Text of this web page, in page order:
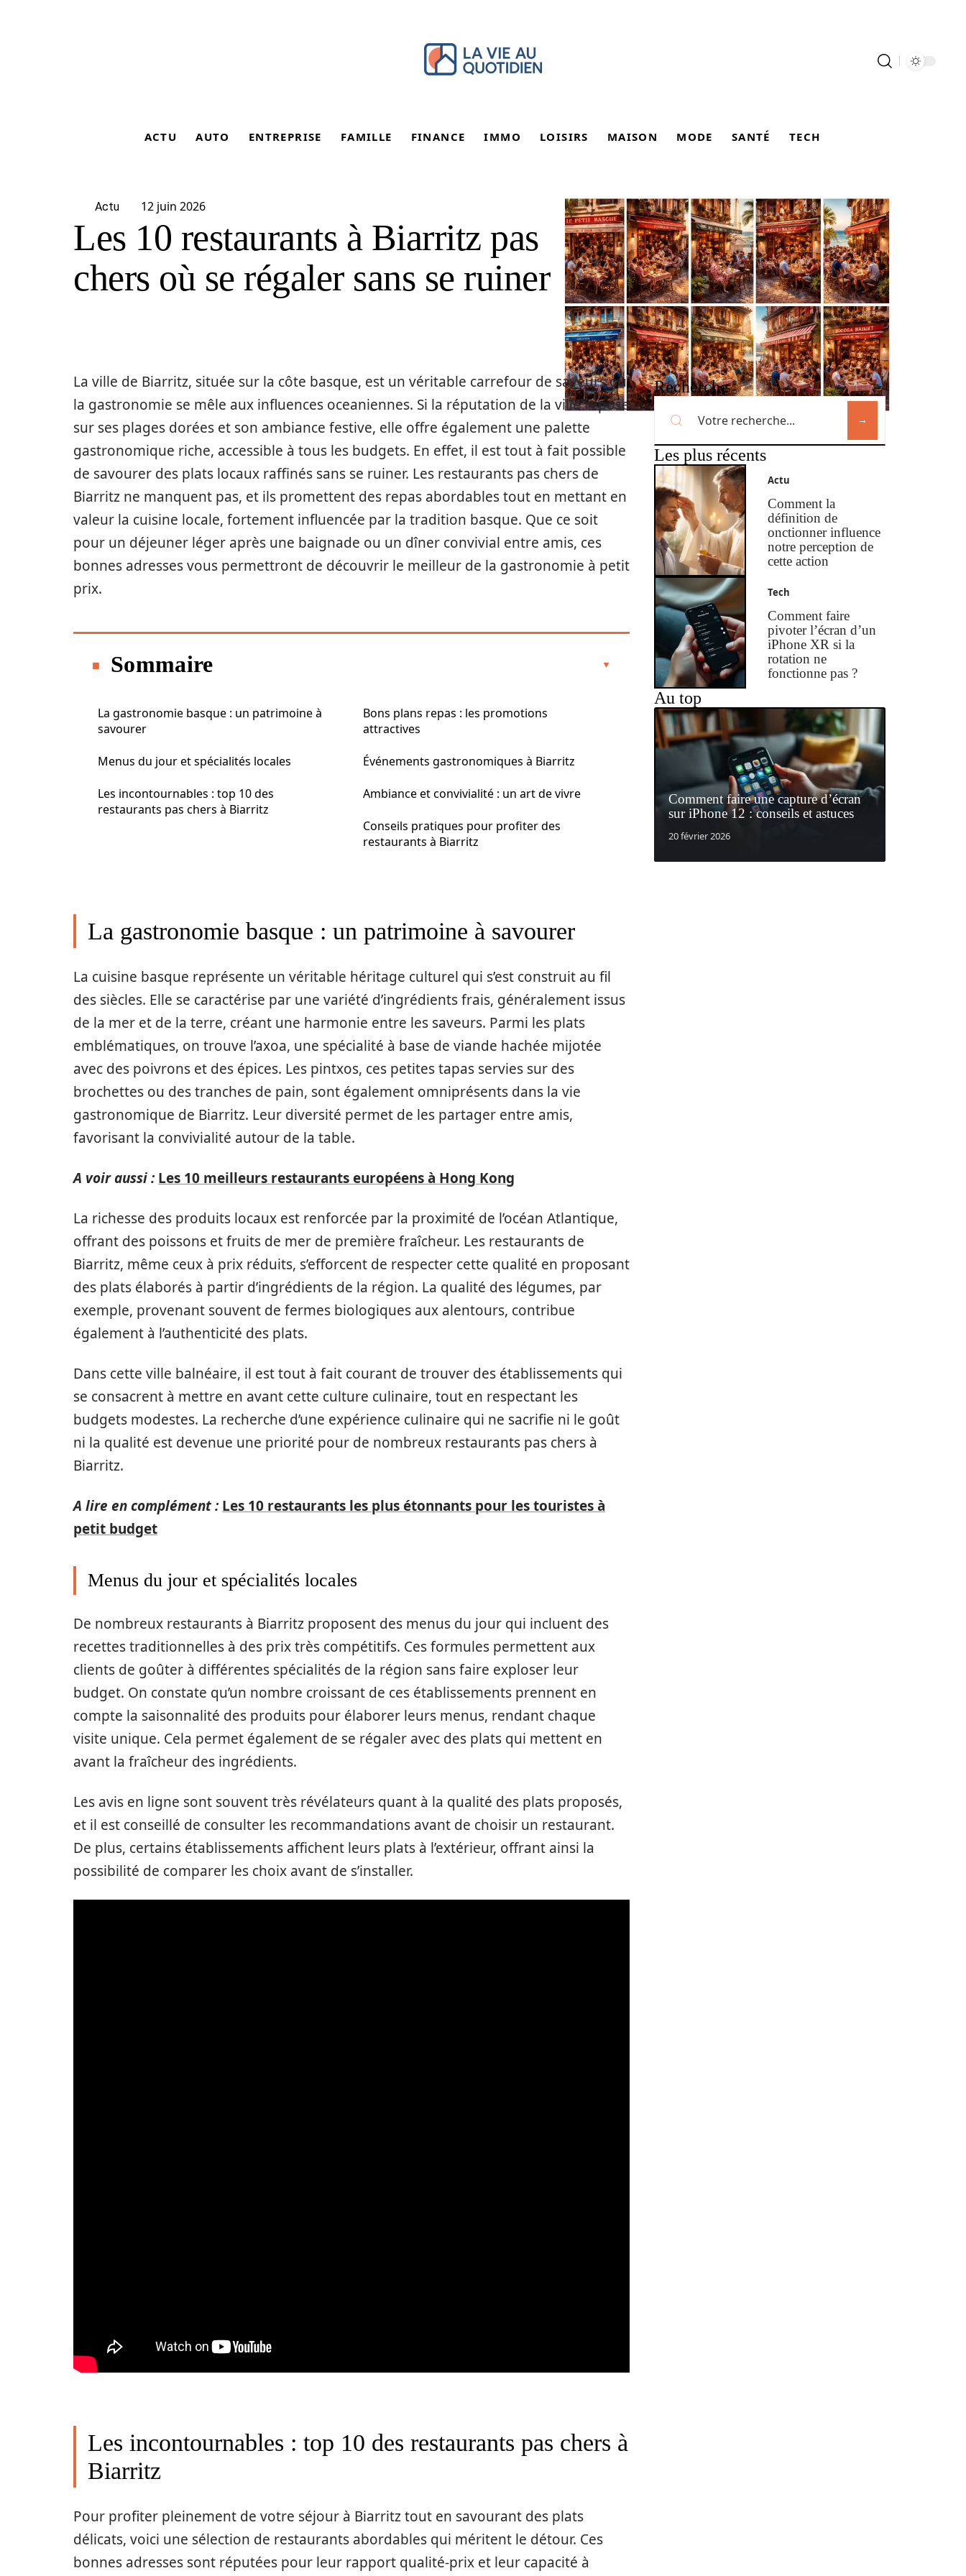
ACTU AUTO ENTREPRISE FAMILLE FINANCE IMMO LOISIRS MAISON MODE SANTÉ TECH
Actu 12 juin 2026
Les 10 restaurants à Biarritz pas
chers où se régaler sans se ruiner
La ville de Biarritz, située sur la côte basque, est un véritable carrefour de saveurs où
la gastronomie se mêle aux influences oceaniennes. Si la réputation de la ville repose
sur ses plages dorées et son ambiance festive, elle offre également une palette
gastronomique riche, accessible à tous les budgets. En effet, il est tout à fait possible
de savourer des plats locaux raffinés sans se ruiner. Les restaurants pas chers de
Biarritz ne manquent pas, et ils promettent des repas abordables tout en mettant en
valeur la cuisine locale, fortement influencée par la tradition basque. Que ce soit
pour un déjeuner léger après une baignade ou un dîner convivial entre amis, ces
bonnes adresses vous permettront de découvrir le meilleur de la gastronomie à petit
prix.
Sommaire
La gastronomie basque : un patrimoine à
savourer
Menus du jour et spécialités locales
Les incontournables : top 10 des
restaurants pas chers à Biarritz
Bons plans repas : les promotions
attractives
Événements gastronomiques à Biarritz
Ambiance et convivialité : un art de vivre
Conseils pratiques pour profiter des
restaurants à Biarritz
La gastronomie basque : un patrimoine à savourer
La cuisine basque représente un véritable héritage culturel qui s’est construit au fil
des siècles. Elle se caractérise par une variété d’ingrédients frais, généralement issus
de la mer et de la terre, créant une harmonie entre les saveurs. Parmi les plats
emblématiques, on trouve l’axoa, une spécialité à base de viande hachée mijotée
avec des poivrons et des épices. Les pintxos, ces petites tapas servies sur des
brochettes ou des tranches de pain, sont également omniprésents dans la vie
gastronomique de Biarritz. Leur diversité permet de les partager entre amis,
favorisant la convivialité autour de la table.
A voir aussi : Les 10 meilleurs restaurants européens à Hong Kong
La richesse des produits locaux est renforcée par la proximité de l’océan Atlantique,
offrant des poissons et fruits de mer de première fraîcheur. Les restaurants de
Biarritz, même ceux à prix réduits, s’efforcent de respecter cette qualité en proposant
des plats élaborés à partir d’ingrédients de la région. La qualité des légumes, par
exemple, provenant souvent de fermes biologiques aux alentours, contribue
également à l’authenticité des plats.
Dans cette ville balnéaire, il est tout à fait courant de trouver des établissements qui
se consacrent à mettre en avant cette culture culinaire, tout en respectant les
budgets modestes. La recherche d’une expérience culinaire qui ne sacrifie ni le goût
ni la qualité est devenue une priorité pour de nombreux restaurants pas chers à
Biarritz.
A lire en complément : Les 10 restaurants les plus étonnants pour les touristes à
petit budget
Menus du jour et spécialités locales
De nombreux restaurants à Biarritz proposent des menus du jour qui incluent des
recettes traditionnelles à des prix très compétitifs. Ces formules permettent aux
clients de goûter à différentes spécialités de la région sans faire exploser leur
budget. On constate qu’un nombre croissant de ces établissements prennent en
compte la saisonnalité des produits pour élaborer leurs menus, rendant chaque
visite unique. Cela permet également de se régaler avec des plats qui mettent en
avant la fraîcheur des ingrédients.
Les avis en ligne sont souvent très révélateurs quant à la qualité des plats proposés,
et il est conseillé de consulter les recommandations avant de choisir un restaurant.
De plus, certains établissements affichent leurs plats à l’extérieur, offrant ainsi la
possibilité de comparer les choix avant de s’installer.
Les incontournables : top 10 des restaurants pas chers à
Biarritz
Pour profiter pleinement de votre séjour à Biarritz tout en savourant des plats
délicats, voici une sélection de restaurants abordables qui méritent le détour. Ces
bonnes adresses sont réputées pour leur rapport qualité-prix et leur capacité à
Recherche
Les plus récents
Actu
Comment la
définition de
onctionner influence
notre perception de
cette action
Tech
Comment faire
pivoter l’écran d’un
iPhone XR si la
rotation ne
fonctionne pas ?
Au top
Comment faire une capture d’écran
sur iPhone 12 : conseils et astuces
20 février 2026